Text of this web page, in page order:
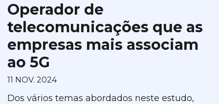
Operador de
telecomunicações que as
empresas mais associam
ao 5G
11 NOV. 2024
Dos vários temas abordados neste estudo,